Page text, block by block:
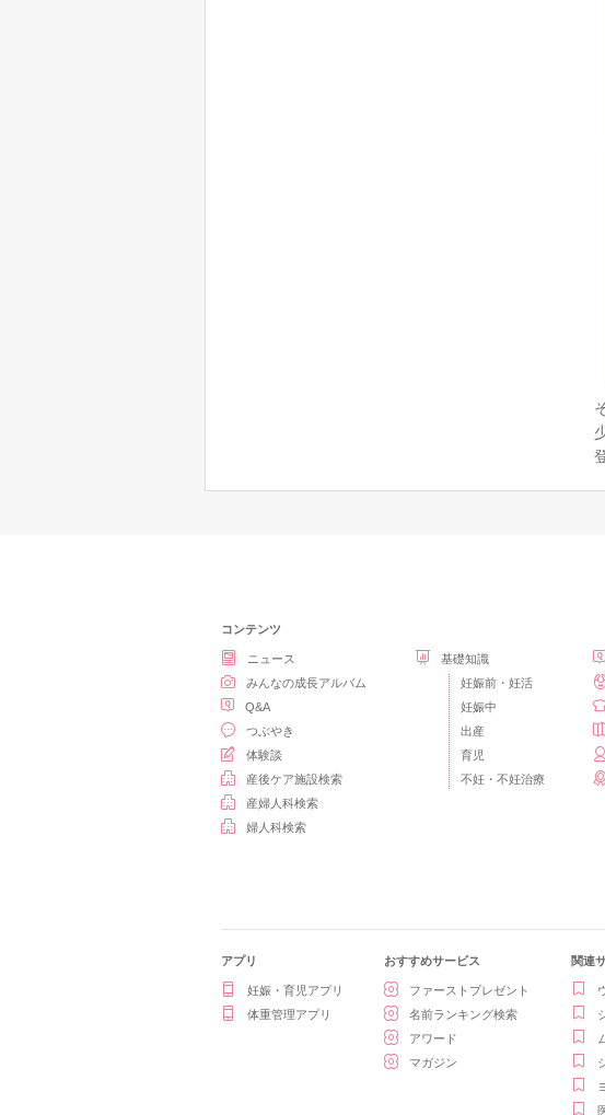
コンテンツ
ニュース
みんなの成長アルバム
Q&A
つぶやき
体験談
産後ケア施設検索
産婦人科検索
婦人科検索
基礎知識
妊娠前・妊活
妊娠中
出産
育児
不妊・不妊治療
アプリ
妊娠・育児アプリ
体重管理アプリ
おすすめサービス
ファーストプレゼント
名前ランキング検索
アワード
マガジン
関連